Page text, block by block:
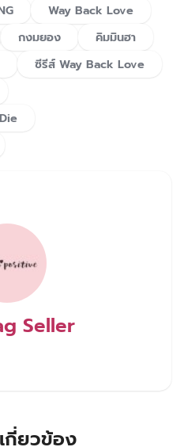
Way Back Love
กงมยอง
คิมมินฮา
ซีรีส์ Way Back Love
Seller
กี่ยวข้อง